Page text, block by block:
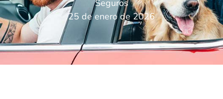
Seguros
25 de enero de 2026